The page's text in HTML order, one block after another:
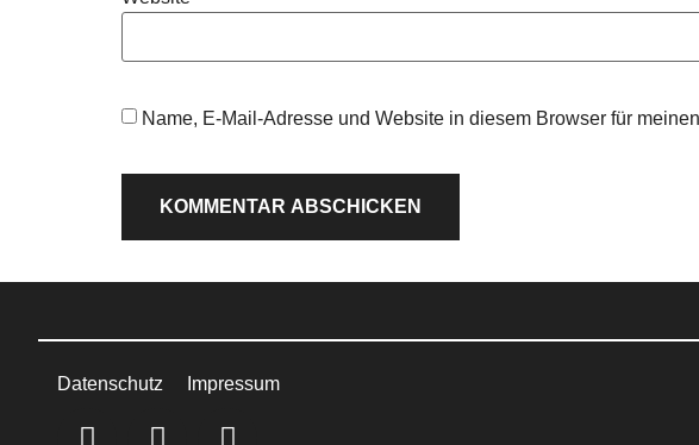
Name, E-Mail-Adresse und Website in diesem Browser für
Datenschutz Impressum